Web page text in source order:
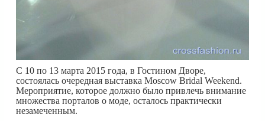
С 10 по 13 марта 2015 года, в Гостином Дворе,
состоялась очередная выставка Moscow Bridal Weekend.
Мероприятие, которое должно было привлечь внимание
множества порталов о моде, осталось практически
незамеченным.